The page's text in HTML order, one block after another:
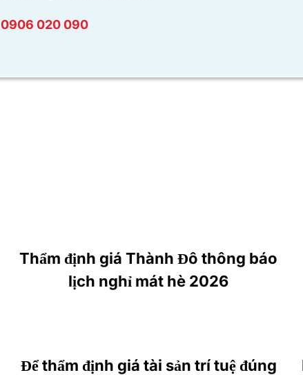
0906 020 090
Thẩm định giá Thành Đô thông báo
lịch nghỉ mát hè 2026
Để thẩm định giá tài sản trí tuệ đúng